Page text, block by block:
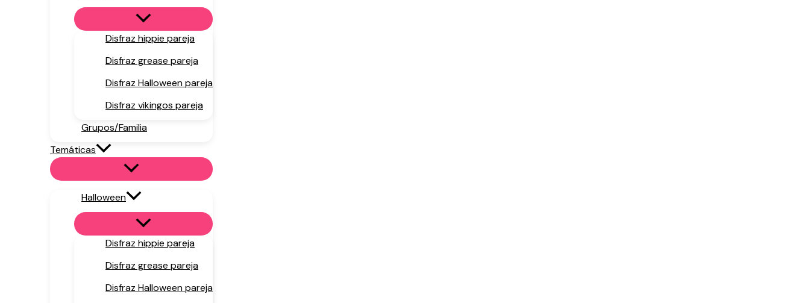
Disfraz hippie pareja
Disfraz grease pareja
Disfraz Halloween pareja
Disfraz vikingos pareja
Grupos/Familia
Temáticas
Halloween
Disfraz hippie pareja
Disfraz grease pareja
Disfraz Halloween pareja